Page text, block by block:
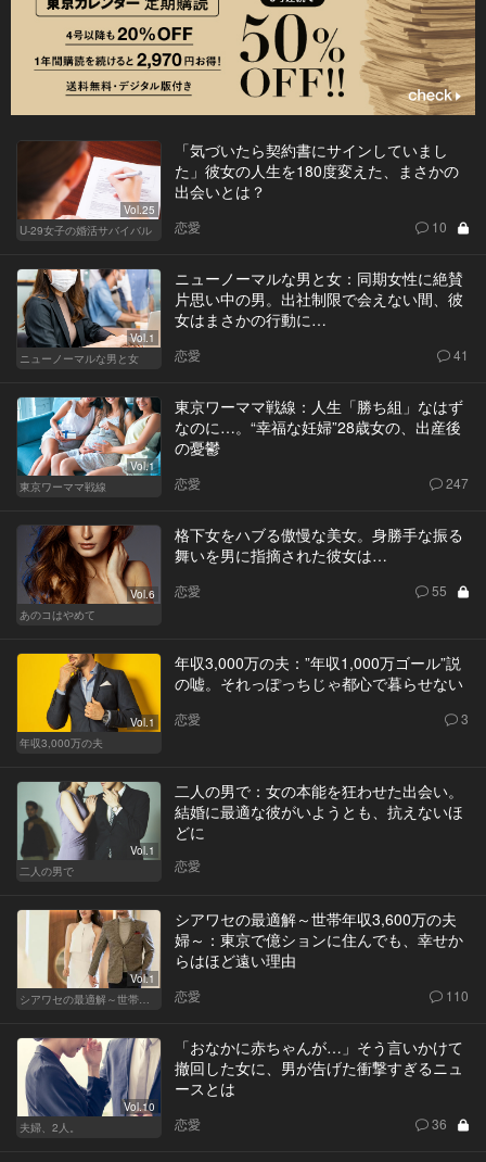
Vol.25
U-29女子の婚活サバイバル
「気づいたら契約書にサインしていまし
た」彼女の人生を180度変えた、まさかの
出会いとは？
恋愛 10
Vol.1
ニューノーマルな男と女
ニューノーマルな男と女：同期女性に絶賛
片思い中の男。出社制限で会えない間、彼
女はまさかの行動に…
恋愛 41
Vol.1
東京ワーママ戦線
東京ワーママ戦線：人生「勝ち組」なはず
なのに…。“幸福な妊婦”28歳女の、出産後
の憂鬱
恋愛 247
Vol.6
あのコはやめて
格下女をハブる傲慢な美女。身勝手な振る
舞いを男に指摘された彼女は…
恋愛 55
Vol.1
年収3,000万の夫
年収3,000万の夫：”年収1,000万ゴール”説
の嘘。それっぽっちじゃ都心で暮らせない
恋愛 3
Vol.1
二人の男で
二人の男で：女の本能を狂わせた出会い。
結婚に最適な彼がいようとも、抗えないほ
どに
恋愛
Vol.1
シアワセの最適解～世帯年収3,600万の夫
婦～：東京で億ションに住んでも、幸せか
らはほど遠い理由
恋愛 110
Vol.10
夫婦、2人。
「おなかに赤ちゃんが…」そう言いかけて
撤回した女に、男が告げた衝撃すぎるニュ
ースとは
恋愛 36